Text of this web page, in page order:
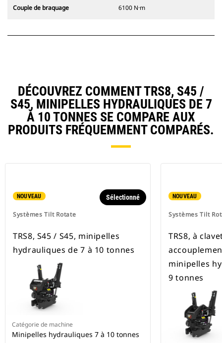
Couple de braquage 6100 N·m
DÉCOUVREZ COMMENT TRS8, S45 /
S45, MINIPELLES HYDRAULIQUES DE 7
À 10 TONNES SE COMPARE AUX
PRODUITS FRÉQUEMMENT COMPARÉS.
NOUVEAU
Systèmes Tilt Rotate
Sélectionné
TRS8, S45 / S45, minipelles
hydrauliques de 7 à 10 tonnes
Catégorie de machine
Minipelles hydrauliques 7 à 10 tonnes
NOUVEAU
Systèmes Tilt
TRS8, à
minipelles
9 tonnes